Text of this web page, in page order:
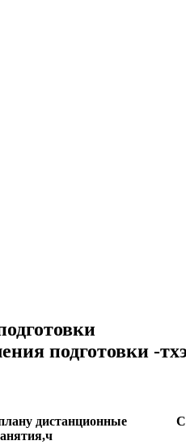
подготовки -
дистанционные